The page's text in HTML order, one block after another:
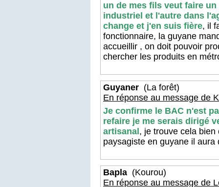
un de mes fils veut faire
industriel et l'autre dans
change et j'en suis fière, il
fonctionnaire, la guyane
accueillir , on doit pouvoir
chercher les produits en
Guyaner (La forêt)
En réponse au message de
Je confirme le BAC n'est
refaire je me serais dirigé
artisanal , je trouve cela
paysagiste en guyane il
Bapla (Kourou)
En réponse au message de